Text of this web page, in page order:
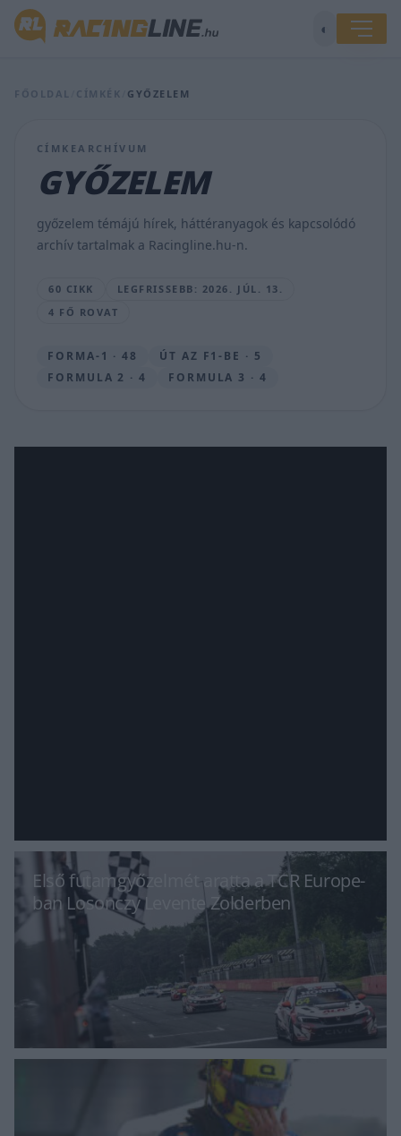
◐
FŐOLDAL CÍMKÉK GYŐZELEM
CÍMKEARCHÍVUM
GYŐZELEM
győzelem témájú hírek, háttéranyagok és kapcsolódó
archív tartalmak a Racingline.hu-n.
60 CIKK
LEGFRISSEBB: 2026. JÚL. 13.
4 FŐ ROVAT
FORMA-1 · 48
ÚT AZ F1-BE · 5
FORMULA 2 · 4
FORMULA 3 · 4
Schumacher
legendás
és
sikere
–
íme
Ferrari
legnagyobb
SEBŐK
13.
Első futamgyőzelmét aratta a TCR Europe-
ban Losonczy Levente Zolderben